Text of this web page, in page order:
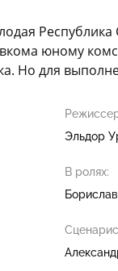
юному
Но для
Эльдор
В ролях: